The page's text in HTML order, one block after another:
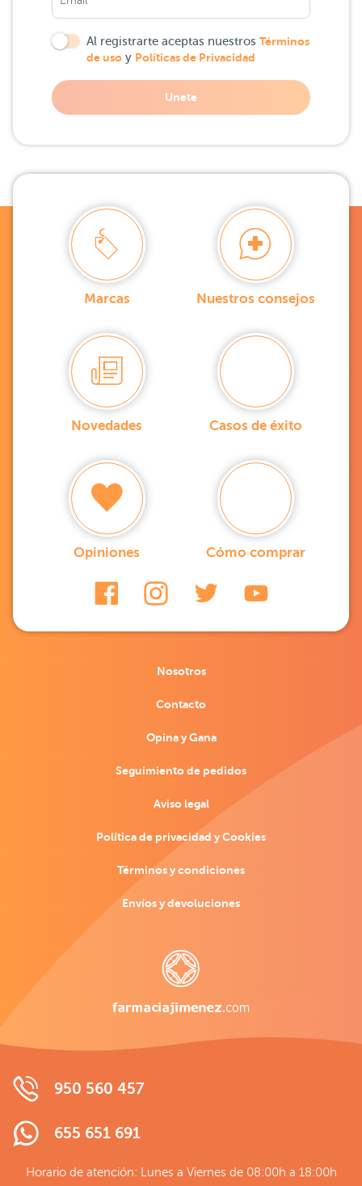
Al registrarte aceptas nuestros Términos
de uso y Políticas de Privacidad
Unete
Marcas Nuestros consejos
Novedades Casos de éxito
Opiniones Cómo comprar
Nosotros
Contacto
Opina y Gana
Seguimiento de pedidos
Aviso legal
Política de privacidad y Cookies
Términos y condiciones
Envíos y devoluciones
950 560 457
655 651 691
Horario de atención: Lunes a Viernes de 08:00h a 18:00h